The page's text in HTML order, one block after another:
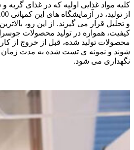
کلیه مواد غذایی اولیه که در غذای
و تحلیل قرار می گیرند. از این رو،
کیفیت، همواره در تولید محصولات
محصولات تولید شده، قبل از خروج از
نگهداری می شود.